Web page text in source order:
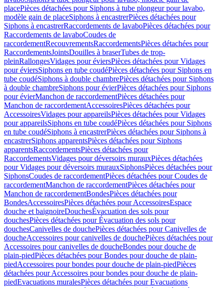
placePièces détachées pour Siphons à tube plongeur pour lavabo,
modèle gain de placeSiphons à encastrerPièces détachées pour
Siphons à encastrerRaccordements de lavaboPièces détachées pour
Raccordements de lavaboCoudes de
raccordementRecouvrementsRaccordementsPièces détachées pour
RaccordementsJointsDouilles à braserTubes de trop-
pleinRallongesVidages pour éviersPièces détachées pour Vidages
pour éviersSiphons en tube coudéPièces détachées pour Siphons en
tube coudéSiphons à double chambrePièces détachées pour Siphons
à double chambreSiphons pour évierPièces détachées pour Siphons
pour évierManchon de raccordementPièces détachées pour
Manchon de raccordementAccessoiresPièces détachées pour
AccessoiresVidages pour appareilsPièces détachées pour Vidages
pour appareilsSiphons en tube coudéPièces détachées pour Siphons
en tube coudéSiphons à encastrerPièces détachées pour Siphons à
encastrerSiphons apparentsPièces détachées pour Siphons
apparentsRaccordementsPièces détachées pour
RaccordementsVidages pour déversoirs murauxPièces détachées
pour Vidages pour déversoirs murauxSiphonsPièces détachées pour
SiphonsCoudes de raccordementPièces détachées pour Coudes de
raccordementManchon de raccordementPièces détachées pour
Manchon de raccordementBondesPièces détachées pour
BondesAccessoiresPièces détachées pour AccessoiresEspace
douche et baignoireDouchesÉvacuation des sols pour
douchesPièces détachées pour Évacuation des sols pour
douchesCanivelles de douchePièces détachées pour Canivelles de
doucheAccessoires pour canivelles de douchePièces détachées pour
Accessoires pour canivelles de doucheBondes pour douche de
plain-piedPièces détachées pour Bondes pour douche de plain-
piedAccessoires pour bondes pour douche de plain-piedPièces
détachées pour Accessoires pour bondes pour douche de plain-
piedEvacuations muralesPièces détachées pour Evacuations